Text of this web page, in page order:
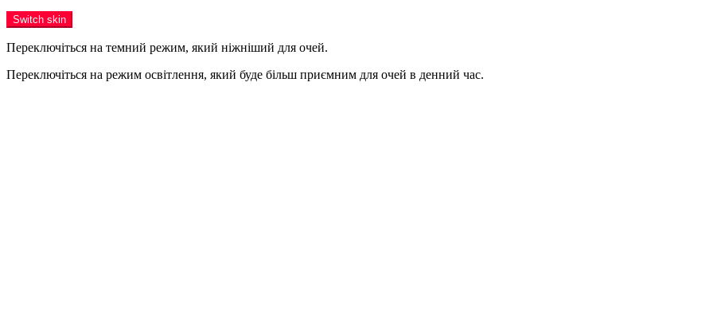
Switch skin
Переключіться на темний режим, який ніжніший для очей.
Переключіться на режим освітлення, який буде більш приємним для очей в денний час.